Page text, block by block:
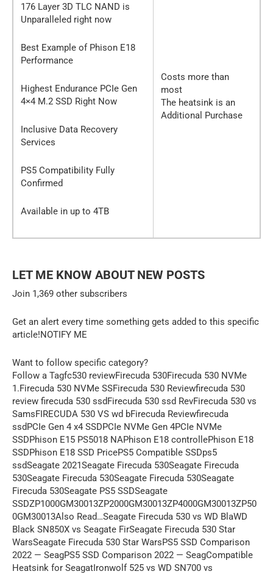
176 Layer 3D TLC NAND is
Unparalleled right now
Best Example of Phison E18
Performance
Highest Endurance PCIe Gen
4×4 M.2 SSD Right Now
Inclusive Data Recovery
Services
PS5 Compatibility Fully
Confirmed
Available in up to 4TB
Costs more than
most
The heatsink is an
Additional Purchase
LET ME KNOW ABOUT NEW POSTS
Join 1,369 other subscribers
Get an alert every time something gets added to this specific
article!NOTIFY ME
Want to follow specific category?
Follow a Tagfc530 reviewFirecuda 530Firecuda 530 NVMe
1.Firecuda 530 NVMe SSFirecuda 530 Reviewfirecuda 530
review firecuda 530 ssdFirecuda 530 ssd RevFirecuda 530 vs
SamsFIRECUDA 530 VS wd bFirecuda Reviewfirecuda
ssdPCIe Gen 4 x4 SSDPCIe NVMe Gen 4PCIe NVMe
SSDPhison E15 PS5018 NAPhison E18 controllePhison E18
SSDPhison E18 SSD PricePS5 Compatible SSDps5
ssdSeagate 2021Seagate Firecuda 530Seagate Firecuda
530Seagate Firecuda 530Seagate Firecuda 530Seagate
Firecuda 530Seagate PS5 SSDSeagate
SSDZP1000GM30013ZP2000GM30013ZP4000GM30013ZP50
0GM30013Also Read…Seagate Firecuda 530 vs WD BlaWD
Black SN850X vs Seagate FirSeagate Firecuda 530 Star
WarsSeagate Firecuda 530 Star WarsPS5 SSD Comparison
2022 — SeagPS5 SSD Comparison 2022 — SeagCompatible
Heatsink for SeagatIronwolf 525 vs WD SN700 vs